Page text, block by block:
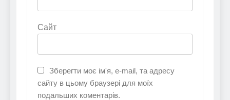
Сайт
Зберегти моє ім'я, e-mail, та адресу
сайту в цьому браузері для моїх
подальших коментарів.